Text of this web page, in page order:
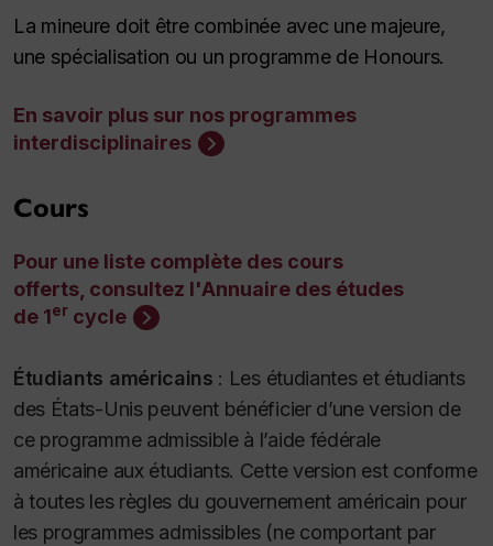
La mineure doit être combinée avec une majeure,
une spécialisation ou un programme de Honours.
En savoir plus sur nos programmes
interdisciplinaires
Cours
Pour une liste complète des cours
offerts, consultez l'Annuaire des études
de 1er cycle
Étudiants américains : Les étudiantes et étudiants
des États-Unis peuvent bénéficier d’une version de
ce programme admissible à l’aide fédérale
américaine aux étudiants. Cette version est conforme
à toutes les règles du gouvernement américain pour
les programmes admissibles (ne comportant par